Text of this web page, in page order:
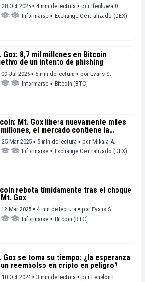
28 Oct 2025 ▪ 4 min de lectura ▪ por Ifeoluwa O.
Informarse ▪ Exchange Centralizado (CEX)
Gox: 8,7 mil millones en Bitcoin
de un intento de phishing
Jul 2025 ▪ 5 min de lectura ▪ por Evans S.
Informarse ▪ Bitcoin (BTC)
Mt. Gox libera nuevamente miles
millones, el mercado contiene la
25 Mar 2025 ▪ 5 min de lectura ▪ por Mikaia A.
Informarse ▪ Exchange Centralizado (CEX)
rebota tímidamente tras el choque
Gox
Mar 2025 ▪ 4 min de lectura ▪ por Evans S.
Informarse ▪ Bitcoin (BTC)
Gox se toma su tiempo: ¿la esperanza
un reembolso en cripto en peligro?
10 Oct 2024 ▪ 3 min de lectura ▪ por Fenelon L.